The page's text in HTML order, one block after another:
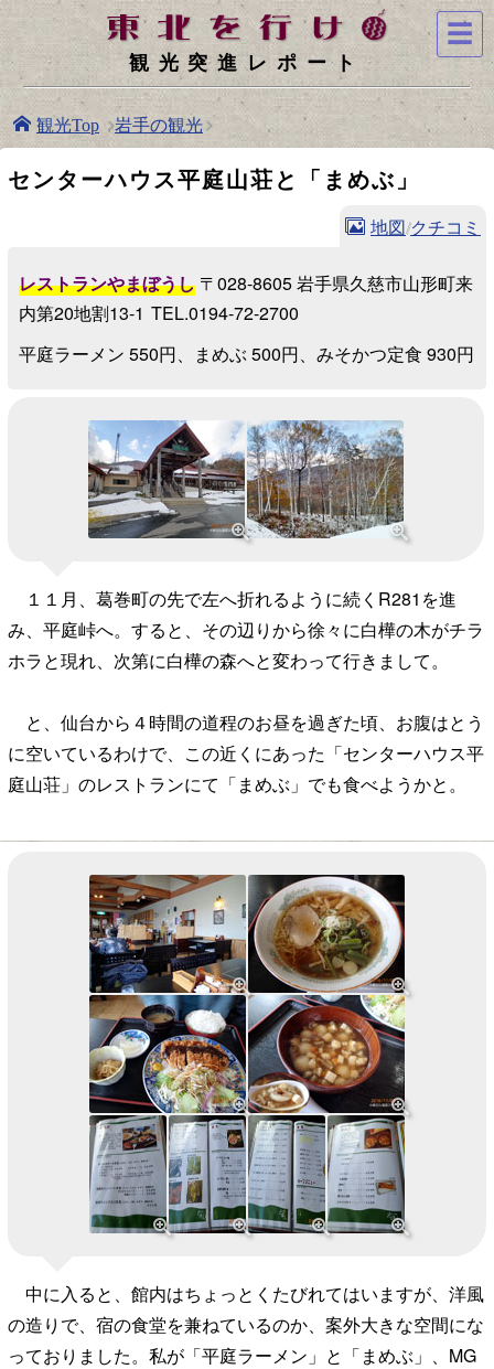
観光突進レポート
観光Top 岩手の観光
センターハウス平庭山荘と「まめぶ」
地図/クチコミ
レストランやまぼうし 〒028-8605 岩手県久慈市山形町来
内第20地割13-1 TEL.0194-72-2700
平庭ラーメン 550円、まめぶ 500円、みそかつ定食 930円
１１月、葛巻町の先で左へ折れるように続くR281を進
み、平庭峠へ。すると、その辺りから徐々に白樺の木がチラ
ホラと現れ、次第に白樺の森へと変わって行きまして。
と、仙台から４時間の道程のお昼を過ぎた頃、お腹はとう
に空いているわけで、この近くにあった「センターハウス平
庭山荘」のレストランにて「まめぶ」でも食べようかと。
中に入ると、館内はちょっとくたびれてはいますが、洋風
の造りで、宿の食堂を兼ねているのか、案外大きな空間にな
っておりました。私が「平庭ラーメン」と「まめぶ」、MG
☰